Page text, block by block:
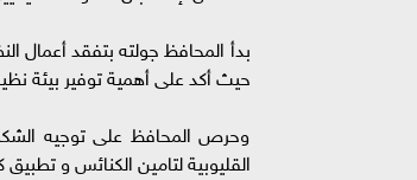
بدأ المحافظ جولته بتفقد أعمال
حيث أكد على أهمية توفير بيئة
وحرص المحافظ على توجيه الشكر
القليوبية لتامين الكنائس و تطبيق